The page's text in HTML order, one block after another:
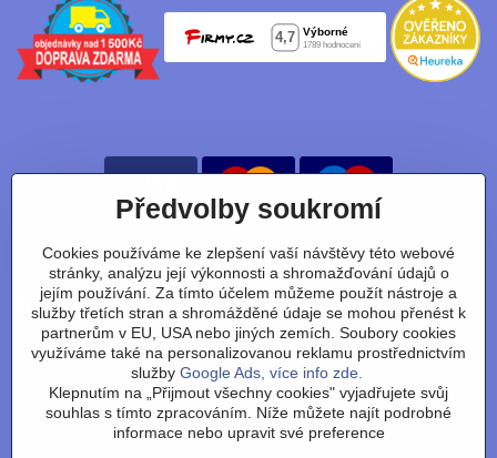
Nájdete nás taky na:
Facebook Instagram Youtube Tiktok
Obchodní podmínky/vrácení zboží/reklamace/výměna
zboží/články/technologie/recenze/o nás /FAQ/kontakt
Předvolby soukromí
Cookies používáme ke zlepšení vaší návštěvy této webové
stránky, analýzu její výkonnosti a shromažďování údajů o
jejím používání. Za tímto účelem můžeme použít nástroje a
služby třetích stran a shromážděné údaje se mohou přenést k
partnerům v EU, USA nebo jiných zemích. Soubory cookies
využíváme také na personalizovanou reklamu prostřednictvím
služby Google Ads, více info zde.
Klepnutím na „Přijmout všechny cookies" vyjadřujete svůj
souhlas s tímto zpracováním. Níže můžete najít podrobné
informace nebo upravit své preference